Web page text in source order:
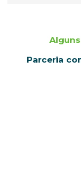
Parceria